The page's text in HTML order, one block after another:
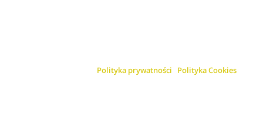
Polityka prywatności Polityka Cookies